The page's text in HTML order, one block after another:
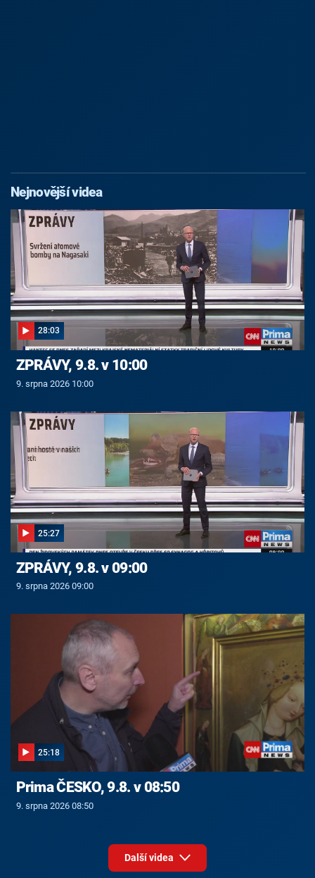
Nejnovější videa
28:03
ZPRÁVY, 9.8. v 10:00
9. srpna 2026 10:00
25:27
ZPRÁVY, 9.8. v 09:00
9. srpna 2026 09:00
25:18
Prima ČESKO, 9.8. v 08:50
9. srpna 2026 08:50
Další videa